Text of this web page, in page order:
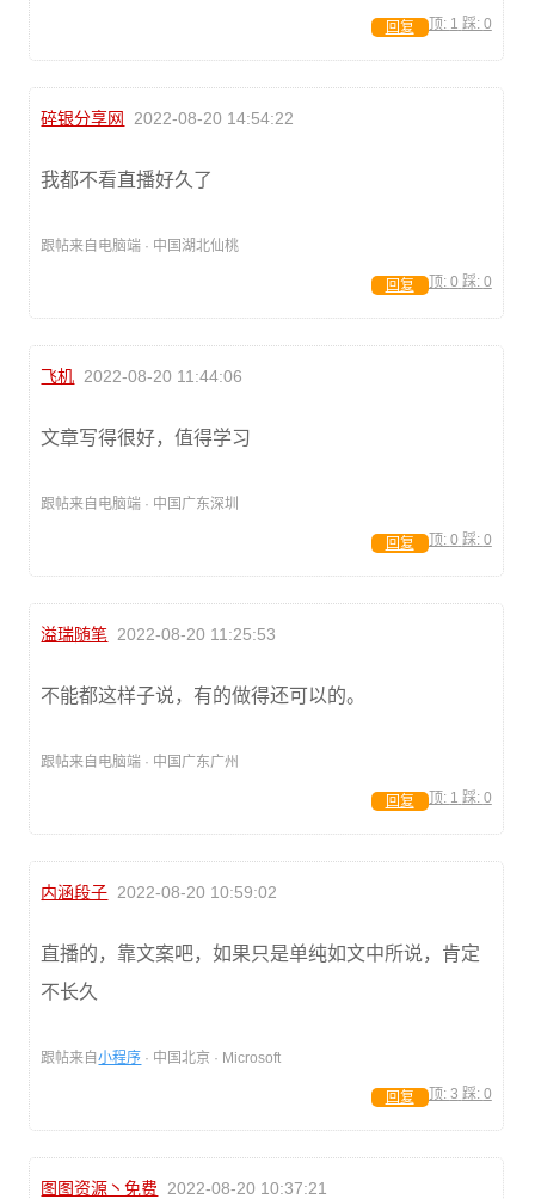
顶: 1 踩: 0
回复
碎银分享网 2022-08-20 14:54:22
我都不看直播好久了
跟帖来自电脑端 · 中国湖北仙桃
顶: 0 踩: 0
回复
飞机 2022-08-20 11:44:06
文章写得很好，值得学习
跟帖来自电脑端 · 中国广东深圳
顶: 0 踩: 0
回复
溢瑞随笔 2022-08-20 11:25:53
不能都这样子说，有的做得还可以的。
跟帖来自电脑端 · 中国广东广州
顶: 1 踩: 0
回复
内涵段子 2022-08-20 10:59:02
直播的，靠文案吧，如果只是单纯如文中所说，肯定
不长久
跟帖来自小程序 · 中国北京 · Microsoft
顶: 3 踩: 0
回复
图图资源丶免费 2022-08-20 10:37:21